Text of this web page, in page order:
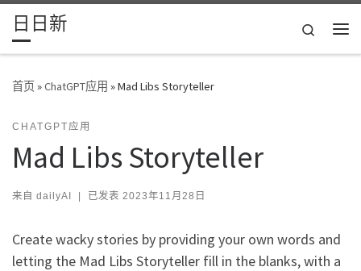
Skip to content
日日新
Search
首页»ChatGPT应用 »Mad Libs Storyteller
CHATGPT应用
Mad Libs Storyteller
来自 dailyAI | 已发表 2023年11月28日
Create wacky stories by providing your own words and
letting the Mad Libs Storyteller fill in the blanks, with a